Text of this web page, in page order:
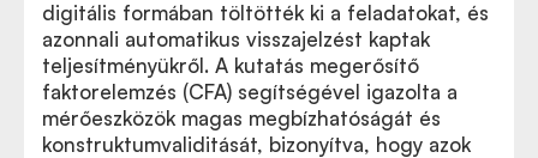
digitális formában töltötték ki a feladatokat, és
azonnali automatikus visszajelzést kaptak
teljesítményükről. A kutatás megerősítő
faktorelemzés (CFA) segítségével igazolta a
mérőeszközök magas megbízhatóságát és
konstruktumvaliditását, bizonyítva, hogy azok